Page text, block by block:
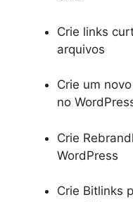
Crie links
arquivos
Crie um
no
Crie
WordPress
Crie Bitlinks